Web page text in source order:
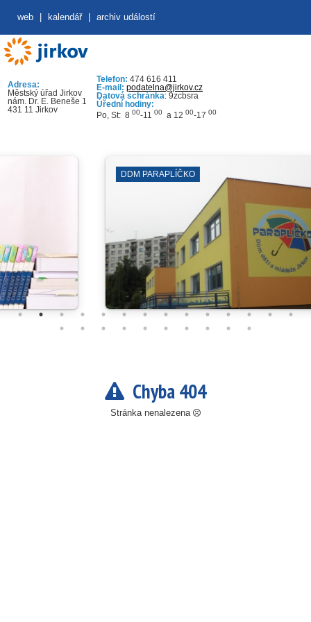
web kalendář archiv událostí
Adresa:
Městský úřad Jirkov
nám. Dr. E. Beneše 1
431 11 Jirkov
Telefon: 474 616 411
E-mail: podatelna@jirkov.cz
Datová schránka: 9zcbsra
Úřední hodiny:
Po, St: 8 00-11 00 a 12 00-17 00
DDM PARAPLÍČKO
Chyba 404
Stránka nenalezena